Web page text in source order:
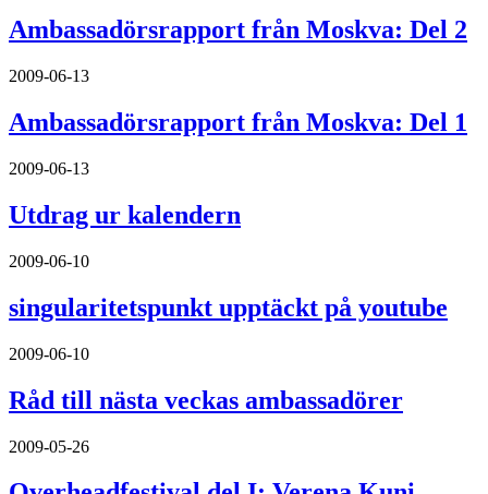
Ambassadörsrapport från Moskva: Del 2
2009-06-13
Ambassadörsrapport från Moskva: Del 1
2009-06-13
Utdrag ur kalendern
2009-06-10
singularitetspunkt upptäckt på youtube
2009-06-10
Råd till nästa veckas ambassadörer
2009-05-26